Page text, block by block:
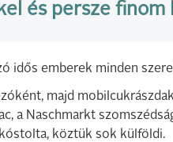
és persze
idős emberek minden
majd
a Naschmarkt
köztük sok külföldi.